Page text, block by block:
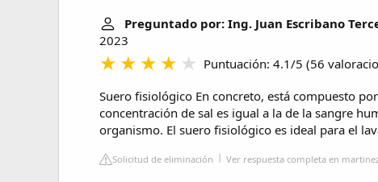
Preguntado por: Ing. Juan Escribano
2023
Puntuación: 4.1/5 (56
Suero fisiológico En concreto, está compuesto
concentración de sal es igual a la de la sangre
organismo. El suero fisiológico es ideal para el
Solicitud de eliminación Ver respuesta completa en